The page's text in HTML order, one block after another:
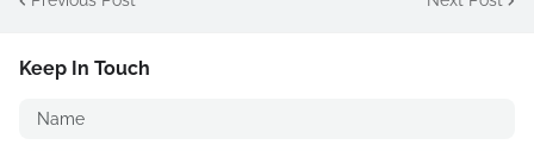
Keep In Touch